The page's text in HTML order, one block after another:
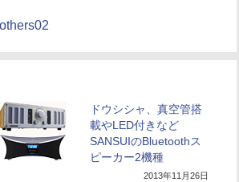
ドウシシャ、真空管搭
載やLED付きなど
SANSUIのBluetoothス
ピーカー2機種
2013年11月26日